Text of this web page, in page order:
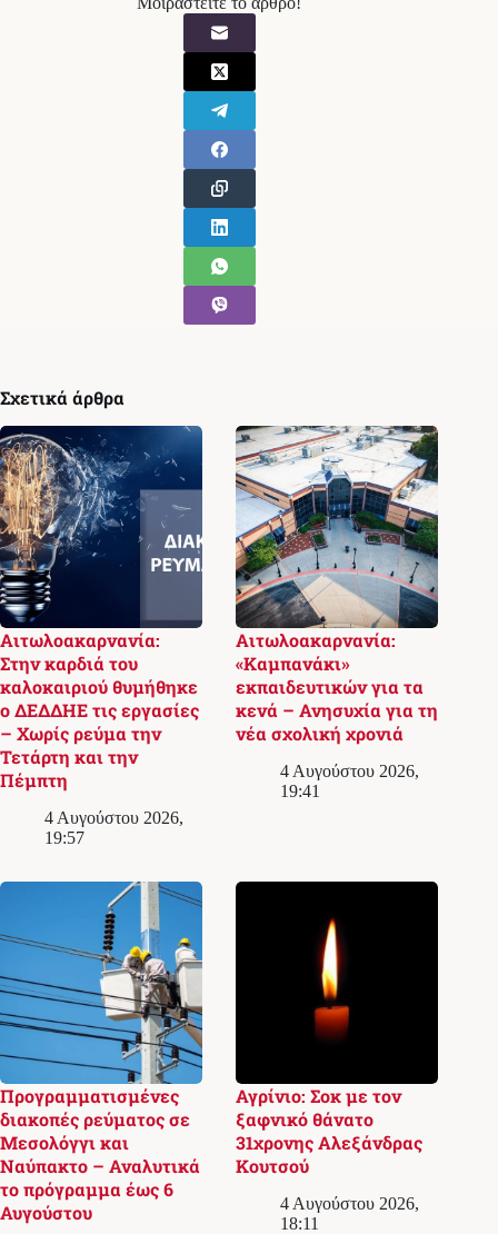
Σχετικά άρθρα
Αιτωλοακαρνανία:
Στην καρδιά του
καλοκαιριού θυμήθηκε
ο ΔΕΔΔΗΕ τις εργασίες
– Χωρίς ρεύμα την
Τετάρτη και την
Πέμπτη
4 Αυγούστου 2026,
19:57
Αιτωλοακαρνανία:
«Καμπανάκι»
εκπαιδευτικών για τα
κενά – Ανησυχία για τη
νέα σχολική χρονιά
4 Αυγούστου 2026,
19:41
Προγραμματισμένες
διακοπές ρεύματος σε
Μεσολόγγι και
Ναύπακτο – Αναλυτικά
το πρόγραμμα έως 6
Αυγούστου
Αγρίνιο: Σοκ με τον
ξαφνικό θάνατο
31χρονης Αλεξάνδρας
Κουτσού
4 Αυγούστου 2026,
18:11